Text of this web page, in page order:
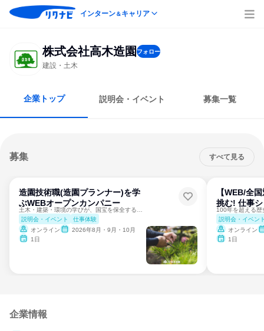
インターン＆キャリア
株式会社高木造園 フォロー
建設・土木
企業トップ 説明会・イベント 募集一覧
募集 すべて見る
造園技術職(造園プランナー)を学
ぶWEBオープンカンパニー
説明会・イベント
仕事体験
オンライン
2026年8月・9月・10月
1日
【WEB/全
挑む! 仕事
説明会・イベン
オンライン
1日
企業情報